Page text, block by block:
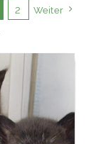
2 Weiter